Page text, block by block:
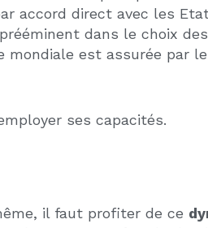
l’intérêt que
une rentabilité
qui explique les besoins
de profiter à plein de